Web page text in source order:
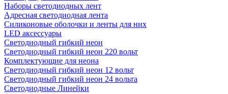
Наборы светодиодных лент
Адресная светодиодная лента
Силиконовые оболочки и ленты для них
LED аксессуары
Светодиодный гибкий неон
Светодиодный гибкий неон 220 вольт
Комплектующие для неона
Светодиодный гибкий неон 12 вольт
Светодиодный гибкий неон 24 вольта
Светодиодные Линейки